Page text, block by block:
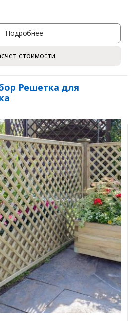
Подробнее
стоимости
Решетка для